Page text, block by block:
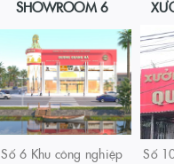
SHOWROOM 6
Số 6 Khu công nghiệp
Số